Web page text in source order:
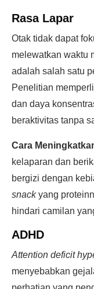
Rasa Lapar
Otak tidak dapat
melewatkan
adalah salah satu
Penelitian
dan daya
beraktivitas tanpa
Cara
kelaparan dan
bergizi dengan
snackyang
hindari camilan
ADHD
Attention deficit
menyebabkan